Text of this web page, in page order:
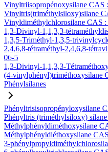
Vinyltriisopropénoxysilane CAS
Vinyltris(triméthylsiloxy)silane
Vinyldiméthylchlorosilane CAS :
1,3-Divinyl-1,1,3,3-
1,3,5-Triméthyl-1,3,5-
2,4,6,8-tétraméthyl-2,4,6,8-
06-5
1,3-Divinyl-1,1,3,3-
(4-vinylphényl)triméthoxysilane
Phénylsilanes
Phényltrisisopropényloxysilane
Phényltris (triméthylsiloxy)
Méthylphényldiméthoxysilane
Méthylphényldiéthoxysilane
3-